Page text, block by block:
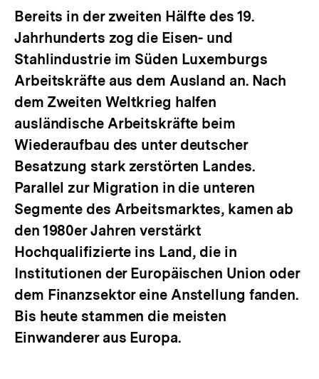
Bereits in der zweiten Hälfte des 19.
Jahrhunderts zog die Eisen- und
Stahlindustrie im Süden Luxemburgs
Arbeitskräfte aus dem Ausland an. Nach
dem Zweiten Weltkrieg halfen
ausländische Arbeitskräfte beim
Wiederaufbau des unter deutscher
Besatzung stark zerstörten Landes.
Parallel zur Migration in die unteren
Segmente des Arbeitsmarktes, kamen ab
den 1980er Jahren verstärkt
Hochqualifizierte ins Land, die in
Institutionen der Europäischen Union oder
dem Finanzsektor eine Anstellung fanden.
Bis heute stammen die meisten
Einwanderer aus Europa.